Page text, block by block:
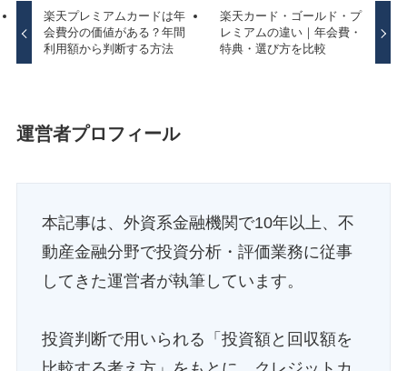
楽天プレミアムカードは年
会費分の価値がある？年間
利用額から判断する方法
楽天カード・ゴールド・プ
レミアムの違い｜年会費・
特典・選び方を比較
運営者プロフィール
本記事は、外資系金融機関で10年以上、不
動産金融分野で投資分析・評価業務に従事
してきた運営者が執筆しています。
投資判断で用いられる「投資額と回収額を